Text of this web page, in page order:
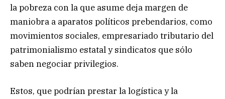
la pobreza con la que asume deja margen de
maniobra a aparatos políticos prebendarios, como
movimientos sociales, empresariado tributario del
patrimonialismo estatal y sindicatos que sólo
saben negociar privilegios.
Estos, que podrían prestar la logística y la